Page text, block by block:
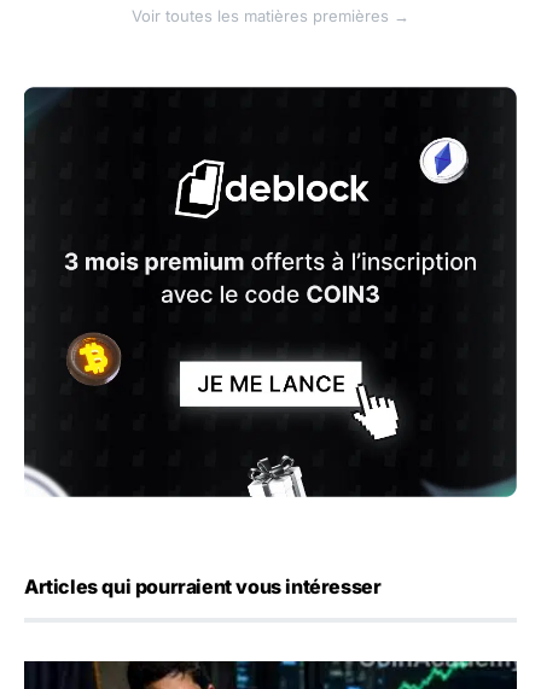
Voir toutes les matières premières →
Articles qui pourraient vous intéresser
Emploi américain : 23 000 postes détruits en juillet, les